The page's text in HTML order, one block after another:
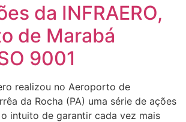
da INFRAERO,
de Marabá
9001
realizou no Aeroporto de
da Rocha (PA) uma série de ações
intuito de garantir cada vez mais